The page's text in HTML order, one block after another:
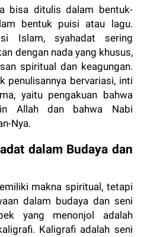
bisa ditulis dalam bentuk-
bentuk puisi atau lagu.
Islam, syahadat sering
dengan nada yang khusus,
spiritual dan keagungan.
penulisannya bervariasi, inti
yaitu pengakuan bahwa
Allah dan bahwa Nabi
Nya.
dalam Budaya dan
makna spiritual, tetapi
dalam budaya dan seni
yang menonjol adalah
Kaligrafi adalah seni